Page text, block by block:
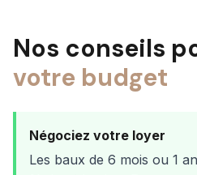
Nos conseils
votre budget
Négociez votre loyer
Les baux de 6 mois ou 1